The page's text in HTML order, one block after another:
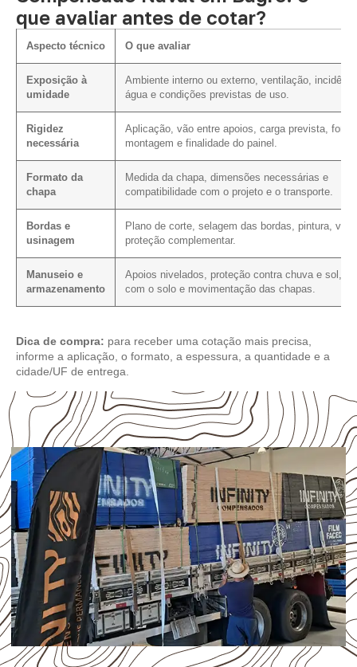
que avaliar antes de cotar?
Aspecto técnico O que avaliar
Exposição à
umidade
Ambiente interno ou externo, ventilação,
água e condições previstas de uso.
Rigidez
necessária
Aplicação, vão entre apoios, carga prevista,
montagem e finalidade do painel.
Formato da
chapa
Medida da chapa, dimensões necessárias e
compatibilidade com o projeto e o transporte.
Bordas e
usinagem
Plano de corte, selagem das bordas, pintura,
proteção complementar.
Manuseio e
armazenamento
Apoios nivelados, proteção contra chuva e sol,
com o solo e movimentação das chapas.
Dica de compra: para receber uma cotação mais precisa,
informe a aplicação, o formato, a espessura, a quantidade e a
cidade/UF de entrega.